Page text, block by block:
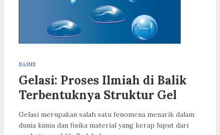
SAINS
Gelasi: Proses Ilmiah di Balik
Terbentuknya Struktur Gel
Gelasi merupakan salah satu fenomena menarik dalam
dunia kimia dan fisika material yang kerap luput dari